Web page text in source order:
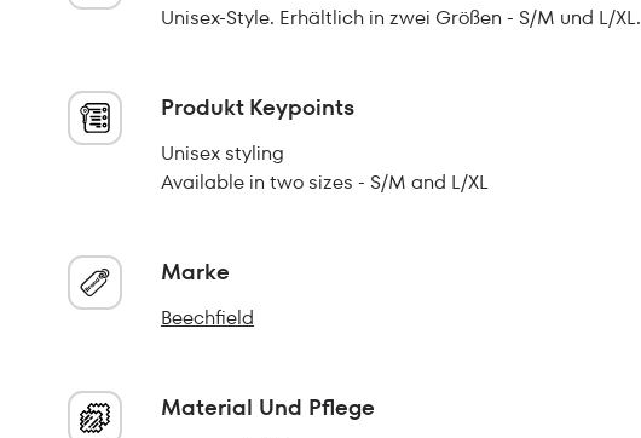
Unisex-Style. Erhältlich in zwei Größen - S/M und L/XL.
Produkt Keypoints
Unisex styling
Available in two sizes - S/M and L/XL
Marke
Beechfield
Material Und Pflege